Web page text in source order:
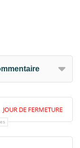
JOUR DE FERMETURE